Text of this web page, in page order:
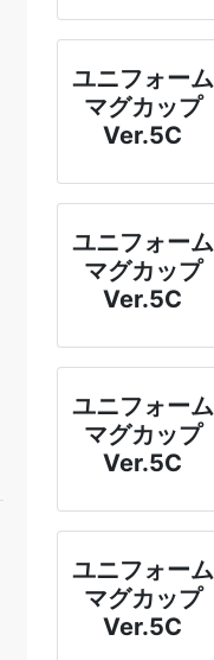
ユニフォーム
マグカップ
Ver.5C
ユニフォーム
マグカップ
Ver.5C
ユニフォーム
マグカップ
Ver.5C
ユニフォーム
マグカップ
Ver.5C